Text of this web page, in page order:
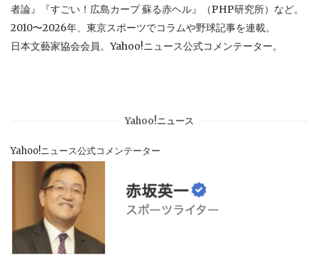
者論』『すごい！広島カープ 蘇る赤ヘル』（PHP研究所）など。
2010〜2026年、東京スポーツでコラムや野球記事を連載。
日本文藝家協会会員。Yahoo!ニュース公式コメンテーター。
Yahoo!ニュース
Yahoo!ニュース公式コメンテーター